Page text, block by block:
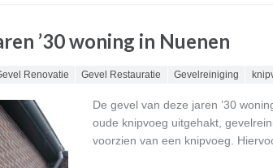
’30 woning in Nuenen
Renovatie Gevel Restauratie Gevelreiniging
De gevel van deze jaren ’30
oude knipvoeg uitgehakt,
voorzien van een knipvoeg.